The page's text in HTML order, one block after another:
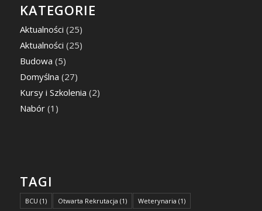
KATEGORIE
Aktualności (25)
Aktualności (25)
Budowa (5)
Domyślna (27)
Kursy i Szkolenia (2)
Nabór(1)
TAGI
BCU (1) Otwarta Rekrutacja (1) Weterynaria (1)